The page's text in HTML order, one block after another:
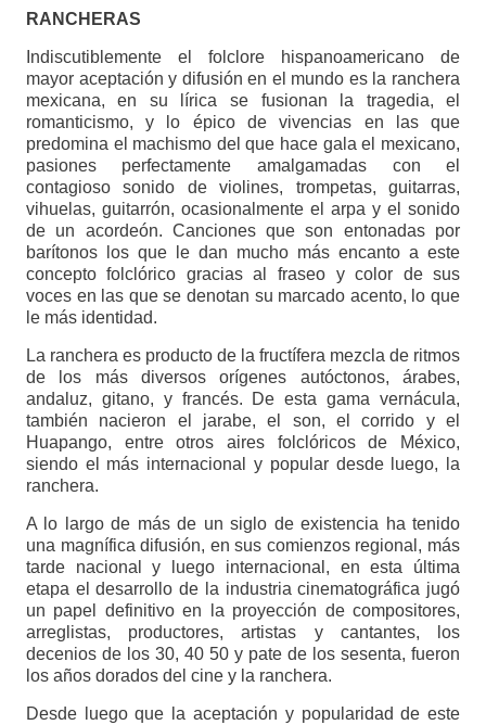
RANCHERAS
Indiscutiblemente el folclore hispanoamericano de
mayor aceptación y difusión en el mundo es la ranchera
mexicana, en su lírica se fusionan la tragedia, el
romanticismo, y lo épico de vivencias en las que
predomina el machismo del que hace gala el mexicano,
pasiones perfectamente amalgamadas con el
contagioso sonido de violines, trompetas, guitarras,
vihuelas, guitarrón, ocasionalmente el arpa y el sonido
de un acordeón. Canciones que son entonadas por
barítonos los que le dan mucho más encanto a este
concepto folclórico gracias al fraseo y color de sus
voces en las que se denotan su marcado acento, lo que
le más identidad.
La ranchera es producto de la fructífera mezcla de ritmos
de los más diversos orígenes autóctonos, árabes,
andaluz, gitano, y francés. De esta gama vernácula,
también nacieron el jarabe, el son, el corrido y el
Huapango, entre otros aires folclóricos de México,
siendo el más internacional y popular desde luego, la
ranchera.
A lo largo de más de un siglo de existencia ha tenido
una magnífica difusión, en sus comienzos regional, más
tarde nacional y luego internacional, en esta última
etapa el desarrollo de la industria cinematográfica jugó
un papel definitivo en la proyección de compositores,
arreglistas, productores, artistas y cantantes, los
decenios de los 30, 40 50 y pate de los sesenta, fueron
los años dorados del cine y la ranchera.
Desde luego que la aceptación y popularidad de este